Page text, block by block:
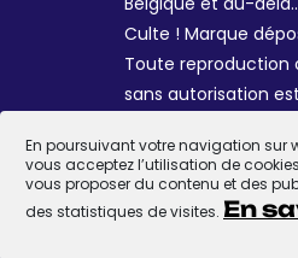
En poursuivant votre navigation sur
vous acceptez l’utilisation de
vous proposer du contenu et des
des statistiques de visites. En
Culte ! Marque
Toute reproduction
sans autorisation
Sophie R. et Céline